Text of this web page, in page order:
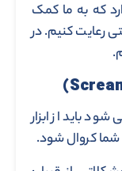
که به ما کمک
رعایت کنیم. در
باید از ابزار
شما کروال شود.